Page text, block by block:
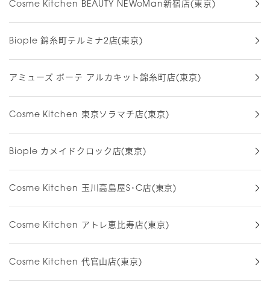
Cosme Kitchen BEAUTY NEWoMan新宿店(東京)
Biople 錦糸町テルミナ2店(東京)
アミューズ ボーテ アルカキット錦糸町店(東京)
Cosme Kitchen 東京ソラマチ店(東京)
Biople カメイドクロック店(東京)
Cosme Kitchen 玉川高島屋S･C店(東京)
Cosme Kitchen アトレ恵比寿店(東京)
Cosme Kitchen 代官山店(東京)